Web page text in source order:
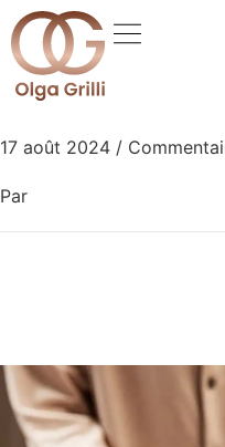
17 août 2024 /
Par